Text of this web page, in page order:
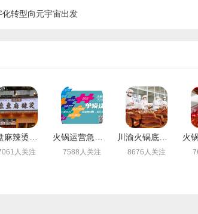
化转型向元宇宙出发
人关注 7588人关注 8676人关注